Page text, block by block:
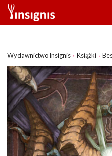
Wydawnictwo Insignis Książki